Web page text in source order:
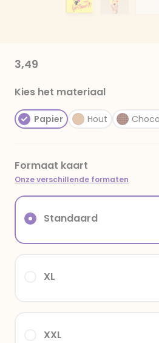
3,49
Kies het materiaal
Papier Hout
Formaat kaart
Onze verschillende formaten
XXL
XL
Standaard